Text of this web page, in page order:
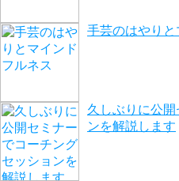
手芸のはやり
久しぶりに公
ンを解説します